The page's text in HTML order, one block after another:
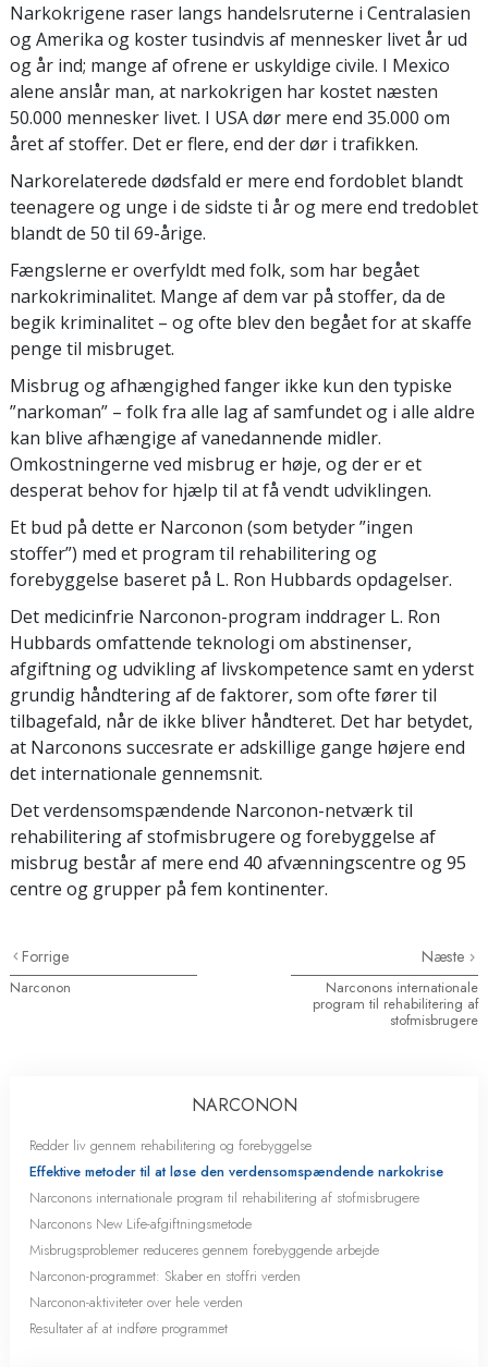
Narkokrigene raser langs handelsruterne i Centralasien
og Amerika og koster tusindvis af mennesker livet år ud
og år ind; mange af ofrene er uskyldige civile. I Mexico
alene anslår man, at narkokrigen har kostet næsten
50.000 mennesker livet. I USA dør mere end 35.000 om
året af stoffer. Det er flere, end der dør i trafikken.
Narkorelaterede dødsfald er mere end fordoblet blandt
teenagere og unge i de sidste ti år og mere end tredoblet
blandt de 50 til 69-årige.
Fængslerne er overfyldt med folk, som har begået
narkokriminalitet. Mange af dem var på stoffer, da de
begik kriminalitet – og ofte blev den begået for at skaffe
penge til misbruget.
Misbrug og afhængighed fanger ikke kun den typiske
”narkoman” – folk fra alle lag af samfundet og i alle aldre
kan blive afhængige af vanedannende midler.
Omkostningerne ved misbrug er høje, og der er et
desperat behov for hjælp til at få vendt udviklingen.
Et bud på dette er Narconon (som betyder ”ingen
stoffer”) med et program til rehabilitering og
forebyggelse baseret på L. Ron Hubbards opdagelser.
Det medicinfrie Narconon-program inddrager L. Ron
Hubbards omfattende teknologi om abstinenser,
afgiftning og udvikling af livskompetence samt en yderst
grundig håndtering af de faktorer, som ofte fører til
tilbagefald, når de ikke bliver håndteret. Det har betydet,
at Narconons succesrate er adskillige gange højere end
det internationale gennemsnit.
Det verdensomspændende Narconon-netværk til
rehabilitering af stofmisbrugere og forebyggelse af
misbrug består af mere end 40 afvænningscentre og 95
centre og grupper på fem kontinenter.
Forrige
Narconon
Næste
Narconons internationale
program til rehabilitering af
stofmisbrugere
NARCONON
Redder liv gennem rehabilitering og forebyggelse
Effektive metoder til at løse den verdensomspændende narkokrise
Narconons internationale program til rehabilitering af stofmisbrugere
Narconons New Life-afgiftningsmetode
Misbrugsproblemer reduceres gennem forebyggende arbejde
Narconon-programmet: Skaber en stoffri verden
Narconon-aktiviteter over hele verden
Resultater af at indføre programmet